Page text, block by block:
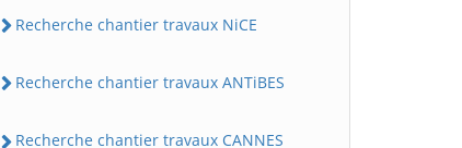
Recherche chantier travaux NiCE
Recherche chantier travaux ANTiBES
Recherche chantier travaux CANNES